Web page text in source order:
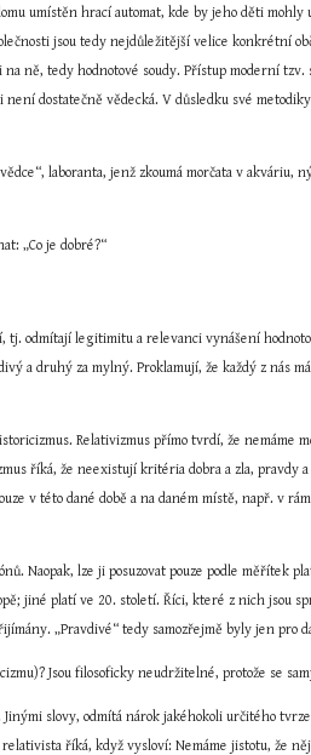
umístěn hrací automat, kde by jeho děti mohly
jsou tedy nejdůležitější velice konkrétní
ně, tedy hodnotové soudy. Přístup moderní
dostatečně vědecká. V důsledku své
laboranta, jenž zkoumá morčata v akváriu,
„Co je dobré?“
odmítají legitimitu a relevanci vynášení
a druhý za mylný. Proklamují, že každý z nás
Relativizmus přímo tvrdí, že nemáme
říká, že neexistují kritéria dobra a zla, pravdy
v této dané době a na daném místě, např. v
Naopak, lze ji posuzovat pouze podle měřítek
jiné platí ve 20. století. Říci, které z nich jsou
„Pravdivé“ tedy samozřejmě byly jen pro
Jsou filosoficky neudržitelné, protože se
slovy, odmítá nárok jakéhokoli určitého
říká, když vysloví: Nemáme jistotu, že